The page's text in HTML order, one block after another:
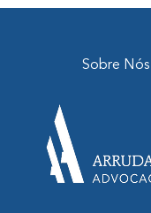
Sobre Nós